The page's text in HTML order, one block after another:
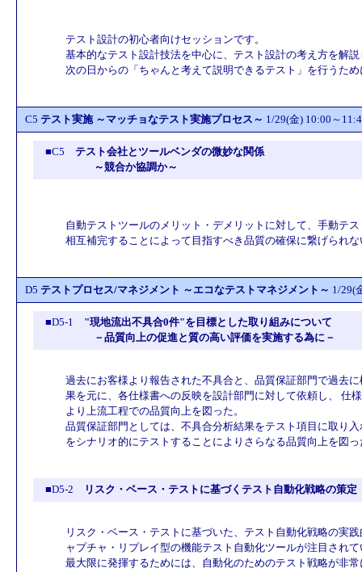
テスト設計の初心者向けセッションです。
基本的なテスト設計技法を中心に、テスト設計の考え方を解
次の日からの「ちゃんと考えて説明できるテスト」を行うた
C5 テスト実施 ～マッチョなテスト実施プロセス～ 1/29(金) 10:00～
■C5
テスト会社とツールベンダの微妙な関係
～競合か協調か～
自動テストツールのメリット・デメリットに対して、手動テ
相互補完することによって目指すべき品質の確保に繋げられ
D5 テストプロセス/マネジメント ～エコなテストマネジメント～ 1/29(
■D5-1
"現地流出不具合0件"を目標とした取り組みについて
－品質向上の促進と質の高い評価を実施する為に－
過去にお客様より報告された不具合と、品質保証部門で過去
果を元に、各仕様書への反映を設計部門に対して依頼し、 仕
より上流工程での品質向上を図った。
品質保証部門としては、不具合分析結果をテスト項目に取り
をシナリオ的にテストすることによりさらなる品質向上を図っ
■D5-2 リスク・ベース・テストに基づくテスト自動化戦略の策定
リスク・ベース・テストに基づいた、テスト自動化戦略の実
ャプチャ・リプレイ型の機能テスト自動化ツールが注目され
最大限に発揮するためには、自動化のためのテスト戦略が非